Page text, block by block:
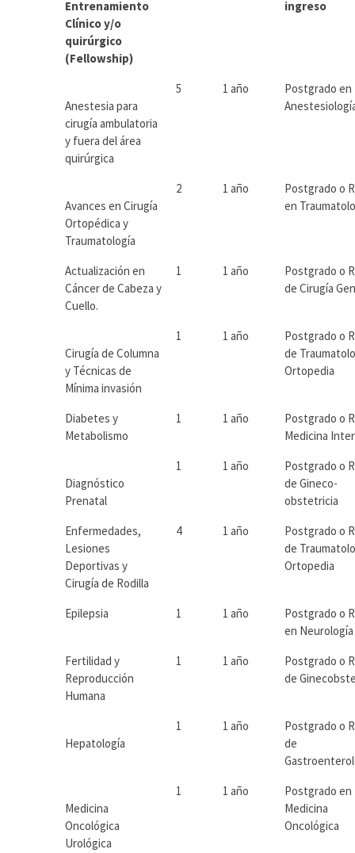
Entrenamiento
Clínico y/o
quirúrgico
(Fellowship)
ingreso
Anestesia para
cirugía ambulatoria
y fuera del área
quirúrgica
5 1 año
Postgrado en
Avances en Cirugía
Ortopédica y
Traumatología
2 1 año
Postgrado o
en
Actualización en
Cáncer de Cabeza y
Cuello.
1 1 año
Postgrado o
de Cirugía
Cirugía de Columna
y Técnicas de
Mínima invasión
1 1 año
Postgrado o
de
Ortopedia
Diabetes y
Metabolismo
1 1 año
Postgrado o
Medicina
Diagnóstico
Prenatal
1 1 año
Postgrado o
de Gineco-
obstetricia
Enfermedades,
Lesiones
Deportivas y
Cirugía de Rodilla
4 1 año
Postgrado o
de
Ortopedia
Epilepsia 1 1 año
Postgrado o
en Neurología
Fertilidad y
Reproducción
Humana
1 1 año
Postgrado o
de
Hepatología
1 1 año
Postgrado o
de
Medicina
Oncológica
Urológica
1 1 año
Postgrado en
Medicina
Oncológica